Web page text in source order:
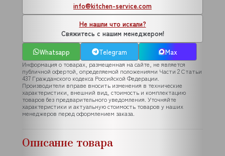
info@kitchen-service.com
Не нашли что искали?
Свяжитесь с нашим менеджером!
Whatsapp
Telegram Max
Информация о товарах, размещенная на сайте, не является
публичной офертой, определяемой положениями Части 2 Статьи
437 Гражданского кодекса Российской Федерации.
Производители вправе вносить изменения в технические
характеристики, внешний вид, стоимость и комплектацию
товаров без предварительного уведомления. Уточняйте
характеристики и актуальную стоимость товаров у наших
менеджеров перед оформлением заказа.
Описание товара